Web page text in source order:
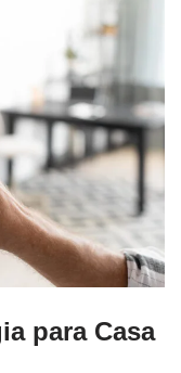
para Casa